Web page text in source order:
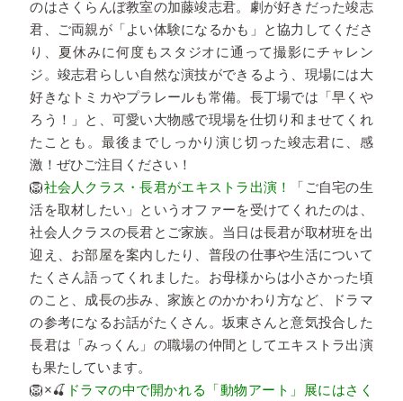
のはさくらんぼ教室の加藤竣志君。劇が好きだった竣志
君、ご両親が「よい体験になるかも」と協力してくださ
り、夏休みに何度もスタジオに通って撮影にチャレン
ジ。竣志君らしい自然な演技ができるよう、現場には大
好きなトミカやプラレールも常備。長丁場では「早くや
ろう！」と、可愛い大物感で現場を仕切り和ませてくれ
たことも。最後までしっかり演じ切った竣志君に、感
激！ぜひご注目ください！
🦁社会人クラス・長君がエキストラ出演！
「ご自宅の生
活を取材したい」というオファーを受けてくれたのは、
社会人クラスの長君とご家族。当日は長君が取材班を出
迎え、お部屋を案内したり、普段の仕事や生活について
たくさん語ってくれました。お母様からは小さかった頃
のこと、成長の歩み、家族とのかかわり方など、ドラマ
の参考になるお話がたくさん。坂東さんと意気投合した
長君は「みっくん」の職場の仲間としてエキストラ出演
も果たしています。
🦁×🍒 ドラマの中で開かれる「動物アート」展にはさく